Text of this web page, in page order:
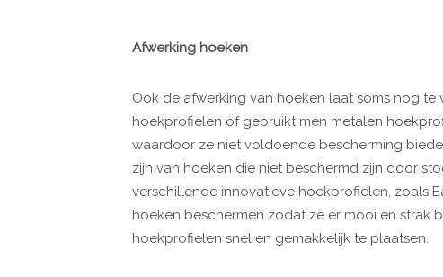
Afwerking hoeken
Ook de afwerking van hoeken laat soms nog te
hoekprofielen of gebruikt men metalen
waardoor ze niet voldoende bescherming
zijn van hoeken die niet beschermd zijn door
verschillende innovatieve hoekprofielen, zoals
hoeken beschermen zodat ze er mooi en strak
hoekprofielen snel en gemakkelijk te plaatsen.